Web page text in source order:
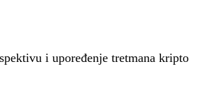
i upoređenje tretmana kripto